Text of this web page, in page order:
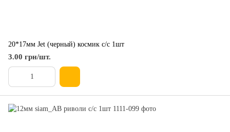
20*17мм Jet (черный) космик с/с 1шт
3.00 грн/шт.